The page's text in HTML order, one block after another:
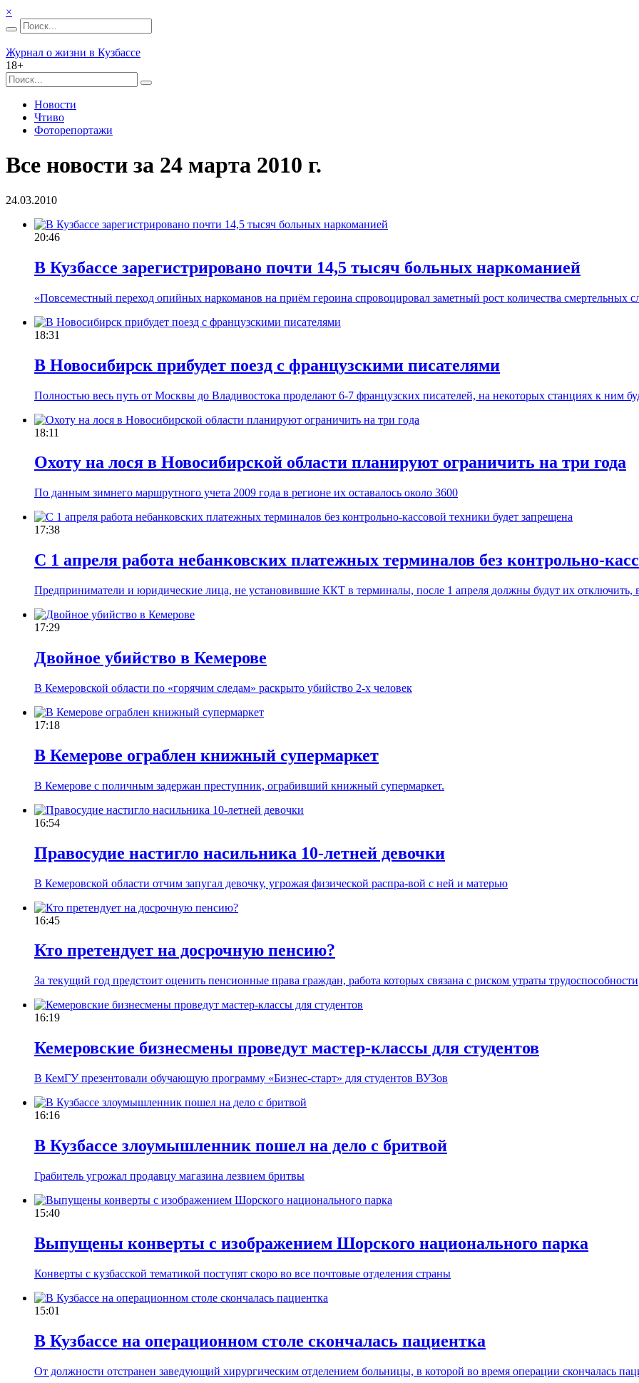
×
Журнал о жизни в Кузбассе
18+
Новости
Чтиво
Фоторепортажи
Все новости за 24 марта 2010 г.
24.03.2010
20:46
В Кузбассе зарегистрировано почти 14,5 тысяч больных наркоманией
«Повсеместный переход опийных наркоманов на приём героина спровоцировал заметный рост количества смертельных
18:31
В Новосибирск прибудет поезд с французскими писателями
Полностью весь путь от Москвы до Владивостока проделают 6-7 французских писателей, на некоторых станциях к ним
18:11
Охоту на лося в Новосибирской области планируют ограничить на три года
По данным зимнего маршрутного учета 2009 года в регионе их оставалось около 3600
17:38
С 1 апреля работа небанковских платежных терминалов без контрольно-
Предприниматели и юридические лица, не установившие ККТ в терминалы, после 1 апреля должны будут их отключить,
17:29
Двойное убийство в Кемерове
В Кемеровской области по «горячим следам» раскрыто убийство 2-х человек
17:18
В Кемерове ограблен книжный супермаркет
В Кемерове с поличным задержан преступник, ограбивший книжный супермаркет.
16:54
Правосудие настигло насильника 10-летней девочки
В Кемеровской области отчим запугал девочку, угрожая физической распра-вой с ней и матерью
16:45
Кто претендует на досрочную пенсию?
За текущий год предстоит оценить пенсионные права граждан, работа которых связана с риском утраты трудоспособности
16:19
Кемеровские бизнесмены проведут мастер-классы для студентов
В КемГУ презентовали обучающую программу «Бизнес-старт» для студентов ВУЗов
16:16
В Кузбассе злоумышленник пошел на дело с бритвой
Грабитель угрожал продавцу магазина лезвием бритвы
15:40
Выпущены конверты с изображением Шорского национального парка
Конверты с кузбасской тематикой поступят скоро во все почтовые отделения страны
15:01
В Кузбассе на операционном столе скончалась пациентка
От должности отстранен заведующий хирургическим отделением больницы, в которой во время операции скончалась